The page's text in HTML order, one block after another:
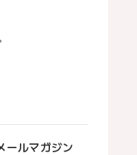
ールマガジン